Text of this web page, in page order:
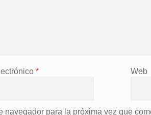
* Web
navegador para la próxima vez que